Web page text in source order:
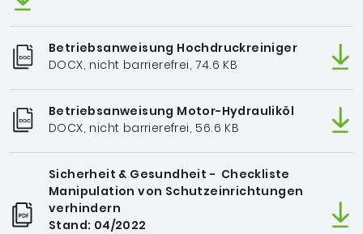
Betriebsanweisung Hochdruckreiniger
DOCX, nicht barrierefrei, 74.6 KB
Betriebsanweisung Motor-Hydrauliköl
DOCX, nicht barrierefrei, 56.6 KB
Sicherheit & Gesundheit - Checkliste
Manipulation von Schutzeinrichtungen
verhindern
Stand: 04/2022